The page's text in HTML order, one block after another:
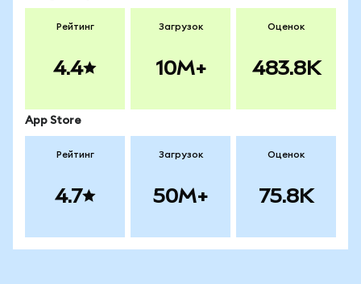
Рейтинг
4.4
Загрузок
10M+
Оценок
483.8K
App Store
Рейтинг
4.7
Загрузок
50M+
Оценок
75.8K